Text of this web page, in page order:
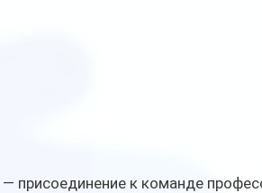
— присоединение к команде